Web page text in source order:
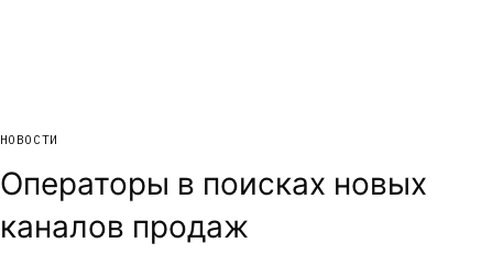
НОВОСТИ
Операторы в поисках новых
каналов продаж